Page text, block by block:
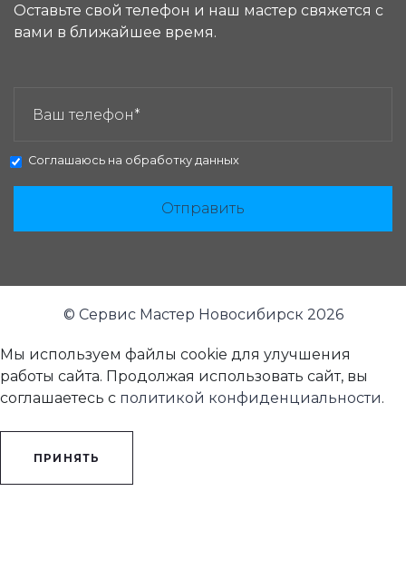
Оставьте свой телефон и наш мастер свяжется с
вами в ближайшее время.
Соглашаюсь на обработку данных
Отправить
© Сервис Мастер Новосибирск 2026
Мы используем файлы cookie для улучшения
работы сайта. Продолжая использовать сайт, вы
соглашаетесь с политикой конфиденциальности.
ПРИНЯТЬ